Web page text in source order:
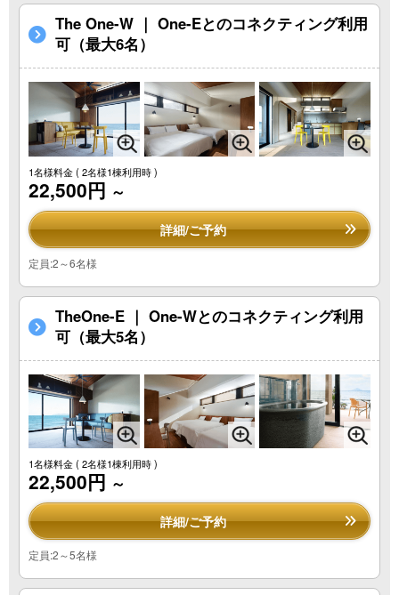
The One-W ｜ One-Eとのコネクティング利用
可（最大6名）
1名様料金( 2名様1棟利用時 )
22,500円 ～
詳細/ご予約
定員:2～6名様
TheOne-E ｜ One-Wとのコネクティング利用
可（最大5名）
1名様料金( 2名様1棟利用時 )
22,500円 ～
詳細/ご予約
定員:2～5名様